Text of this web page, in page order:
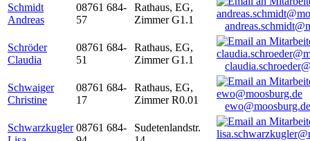
Schmidt
Andreas
08761 684-
57
Rathaus, EG,
Zimmer G1.1
Schröder
Claudia
08761 684-
51
Rathaus, EG,
Zimmer G1.1
Schwaiger
Christine
08761 684-
17
Rathaus, EG,
Zimmer R0.01
ewo@moosburg.de
Schwarzkugler 08761 684-
Sudetenlandstr.